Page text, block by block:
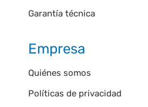
Garantía técnica
Empresa
Quiénes somos
Políticas de privacidad